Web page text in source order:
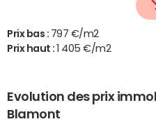
Prix bas : 797 €/m2
Prix haut :
1 405 €/m2
Evolution des prix
Blamont